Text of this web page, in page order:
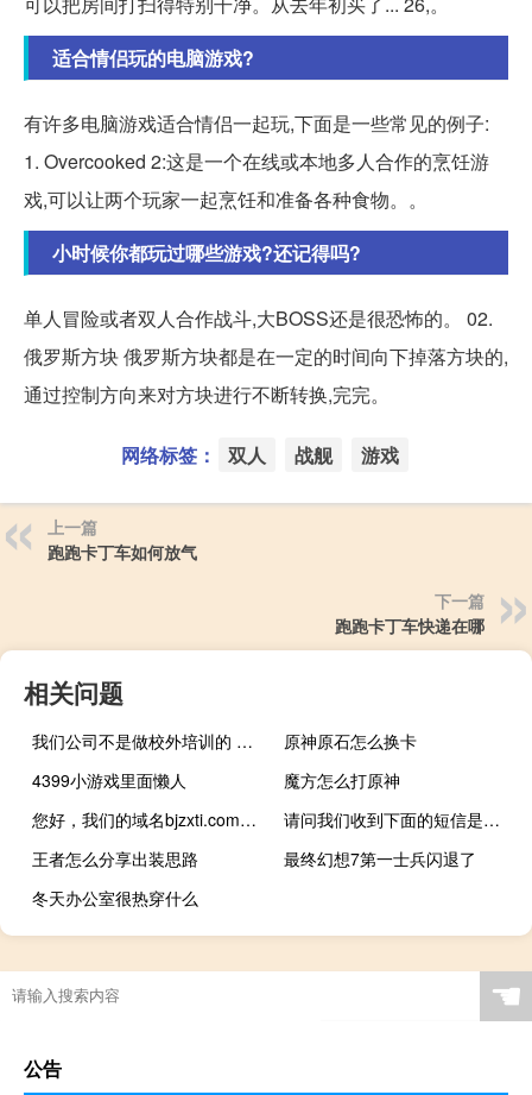
适合情侣玩的电脑游戏?
有许多电脑游戏适合情侣一起玩,下面是一些常见的例子:
1. Overcooked 2:这是一个在线或本地多人合作的烹饪游
戏,可以让两个玩家一起烹饪和准备各种食物。。
小时候你都玩过哪些游戏?还记得吗?
单人冒险或者双人合作战斗,大BOSS还是很恐怖的。 02.
俄罗斯方块 俄罗斯方块都是在一定的时间向下掉落方块的,
通过控制方向来对方块进行不断转换,完完。
网络标签： 双人 战舰 游戏
上一篇
跑跑卡丁车如何放气
下一篇
跑跑卡丁车快递在哪
相关问题
我们公司不是做校外培训的 怎么需要前置审批条件呢？
原神原石怎么换卡
4399小游戏里面懒人
魔方怎么打原神
您好，我们的域名bjzxti.com，前几天已经续过费用了，
请问我们收到下面的短信是什么意思？
王者怎么分享出装思路
最终幻想7第一士兵闪退了
冬天办公室很热穿什么
☚
公告